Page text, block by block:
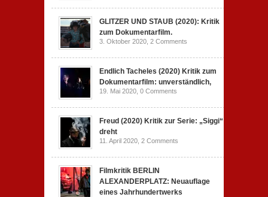
GLITZER UND STAUB (2020): Kritik
zum Dokumentarfilm.
3. Oktober 2020, 2 Comments
Endlich Tacheles (2020) Kritik zum
Dokumentarfilm: unverständlich,
19. Mai 2020, 0 Comments
Freud (2020) Kritik zur Serie: „Siggi“
dreht
11. April 2020, 2 Comments
Filmkritik BERLIN
ALEXANDERPLATZ: Neuauflage
eines Jahrhundertwerks